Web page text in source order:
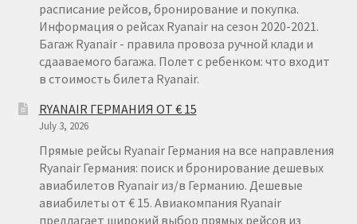
расписание рейсов, бронирование и покупка.
Информация о рейсах Ryanair на сезон 2020-2021.
Багаж Ryanair - правила провоза ручной клади и
сдааваемого багажа. Полет с ребенком: что входит
в стоимость билета Ryanair.
RYANAIR ГЕРМАНИЯ ОТ € 15
July 3, 2026
Прямые рейсы Ryanair Германия на все направления
Ryanair Германия: поиск и бронирование дешевых
авиабилетов Ryanair из/в Германию. Дешевые
авиабилеты от € 15. Авиакомпания Ryanair
предлагает широкий выбор прямых рейсов из